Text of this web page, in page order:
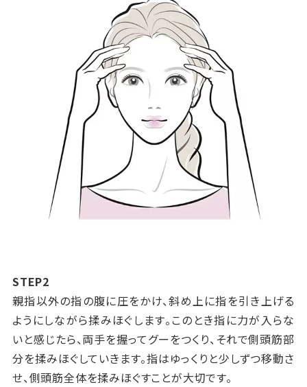
STEP2
親指以外の指の腹に圧をかけ、斜め上に指を引き上げる
ようにしながら揉みほぐします。このとき指に力が入らな
いと感じたら、両手を握ってグーをつくり、それで側頭筋部
分を揉みほぐしていきます。指はゆっくりと少しずつ移動さ
せ、側頭筋全体を揉みほぐすことが大切です。